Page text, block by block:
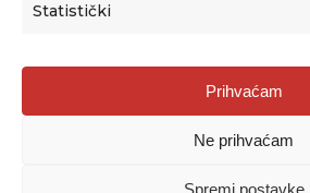
Statistički
Prihvaćam
Ne prihvaćam
Spremi postavke
Agencija za odgoj i obrazovanje
Donje Svetice 38, 10000 Zagreb
1778129